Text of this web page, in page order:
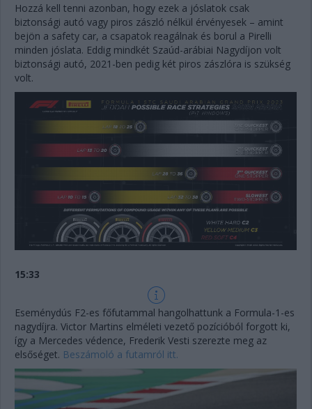
Hozzá kell tenni azonban, hogy ezek a jóslatok csak
biztonsági autó vagy piros zászló nélkül érvényesek – amint
bejön a safety car, a csapatok reagálnak és borul a Pirelli
minden jóslata. Eddig mindkét Szaúd-arábiai Nagydíjon volt
biztonsági autó, 2021-ben pedig két piros zászlóra is szükség
volt.
15:33
Eseménydús F2-es főfutammal hangolhattunk a Formula-1-es
nagydíjra. Victor Martins elméleti vezető pozícióból forgott ki,
így a Mercedes védence, Frederik Vesti szerezte meg az
elsőséget. Beszámoló a futamról itt.